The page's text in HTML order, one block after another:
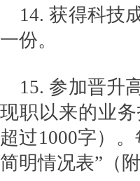
14. 获得科技
一份。
15. 参加晋升
现职以来的业
超过1000字）
简明情况表”（